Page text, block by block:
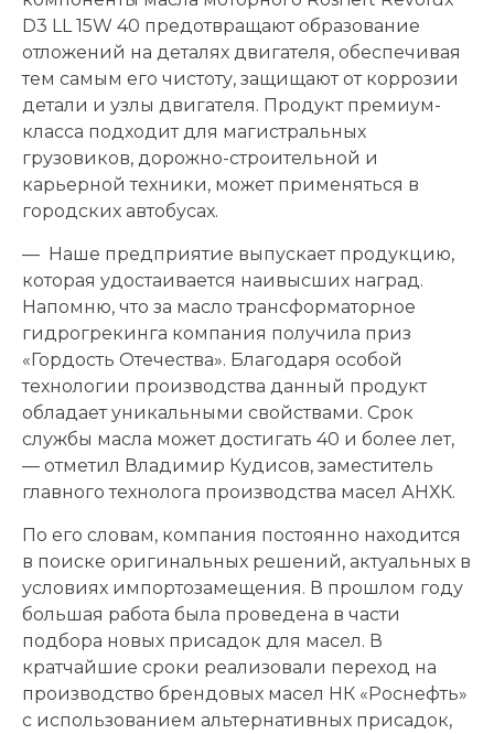
D3 LL 15W 40 предотвращают образование
отложений на деталях двигателя, обеспечивая
тем самым его чистоту, защищают от коррозии
детали и узлы двигателя. Продукт премиум-
класса подходит для магистральных
грузовиков, дорожно-строительной и
карьерной техники, может применяться в
городских автобусах.
— Наше предприятие выпускает продукцию,
которая удостаивается наивысших наград.
Напомню, что за масло трансформаторное
гидрогрекинга компания получила приз
«Гордость Отечества». Благодаря особой
технологии производства данный продукт
обладает уникальными свойствами. Срок
службы масла может достигать 40 и более лет,
— отметил Владимир Кудисов, заместитель
главного технолога производства масел АНХК.
По его словам, компания постоянно находится
в поиске оригинальных решений, актуальных в
условиях импортозамещения. В прошлом году
большая работа была проведена в части
подбора новых присадок для масел. В
кратчайшие сроки реализовали переход на
производство брендовых масел НК «Роснефть»
с использованием альтернативных присадок,